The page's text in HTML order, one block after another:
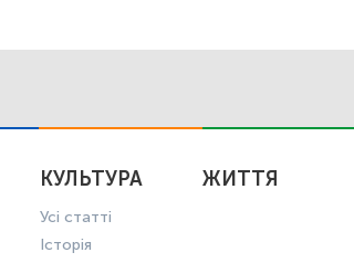
КУЛЬТУРА
Усі статті
Історія
ЖИТТЯ